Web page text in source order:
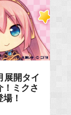
展開タイ
！ミクさ
！